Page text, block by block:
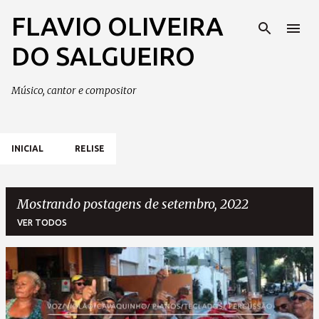
Pular para o conteúdo principal
FLAVIO OLIVEIRA
DO SALGUEIRO
Músico, cantor e compositor
INICIAL RELISE
Mostrando postagens de setembro, 2022
VER TODOS
P
s